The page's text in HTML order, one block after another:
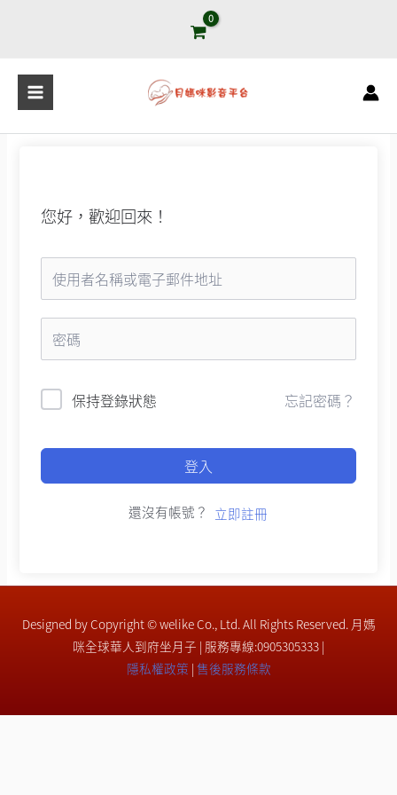
容
您好，歡迎回來！
保持登錄狀態 忘記密碼？
登入
還沒有帳號？ 立即註冊
Designed by Copyright © welike Co., Ltd. All Rights Reserved. 月媽
咪全球華人到府坐月子 | 服務專線:0905305333 |
隱私權政策 | 售後服務條款